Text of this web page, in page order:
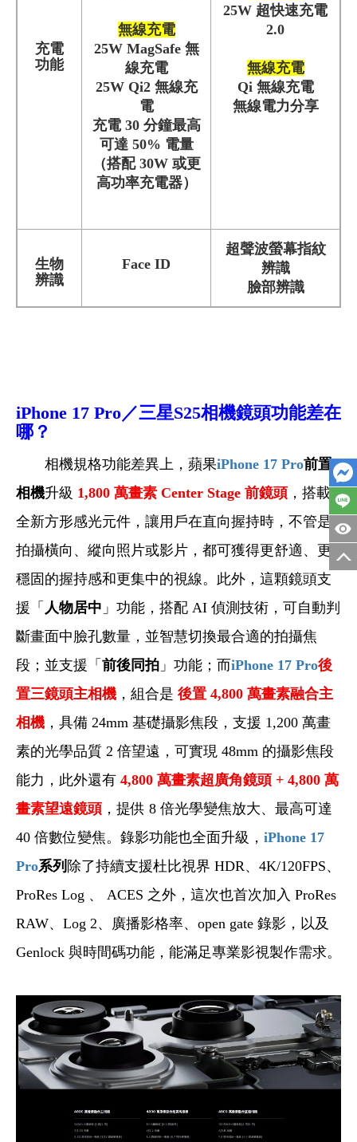
充電
功能
無線充電
25W MagSafe 無
線充電
25W Qi2 無線充
電
充電 30 分鐘最高
可達 50% 電量
（搭配 30W 或更
高功率充電器）
25W 超快速充電
2.0
無線充電
Qi 無線充電
無線電力分享
生物
辨識
Face ID
超聲波螢幕指紋
辨識
臉部辨識
iPhone 17 Pro／三星S25相機鏡頭功能差在
哪？
相機規格功能差異上，蘋果iPhone 17 Pro前置
相機升級 1,800 萬畫素 Center Stage 前鏡頭 ，搭載
全新方形感光元件，讓用戶在直向握持時，不管是
拍攝橫向、縱向照片或影片，都可獲得更舒適、更
穩固的握持感和更集中的視線。此外，這顆鏡頭支
援「 人物居中 」功能，搭配 AI 偵測技術，可自動判
斷畫面中臉孔數量，並智慧切換最合適的拍攝焦
段；並支援「 前後同拍 」功能；而iPhone 17 Pro後
置三鏡頭主相機 ，組合是 後置 4,800 萬畫素融合主
相機 ，具備 24mm 基礎攝影焦段，支援 1,200 萬畫
素的光學品質 2 倍望遠，可實現 48mm 的攝影焦段
能力，此外還有 4,800 萬畫素超廣角鏡頭 + 4,800 萬
畫素望遠鏡頭 ，提供 8 倍光學變焦放大、最高可達
40 倍數位變焦。錄影功能也全面升級， iPhone 17
Pro系列 除了持續支援杜比視界 HDR、4K/120FPS、
ProRes Log 、 ACES 之外，這次也首次加入 ProRes
RAW、Log 2、廣播影格率、open gate 錄影，以及
Genlock 與時間碼功能，能滿足專業影視製作需求。